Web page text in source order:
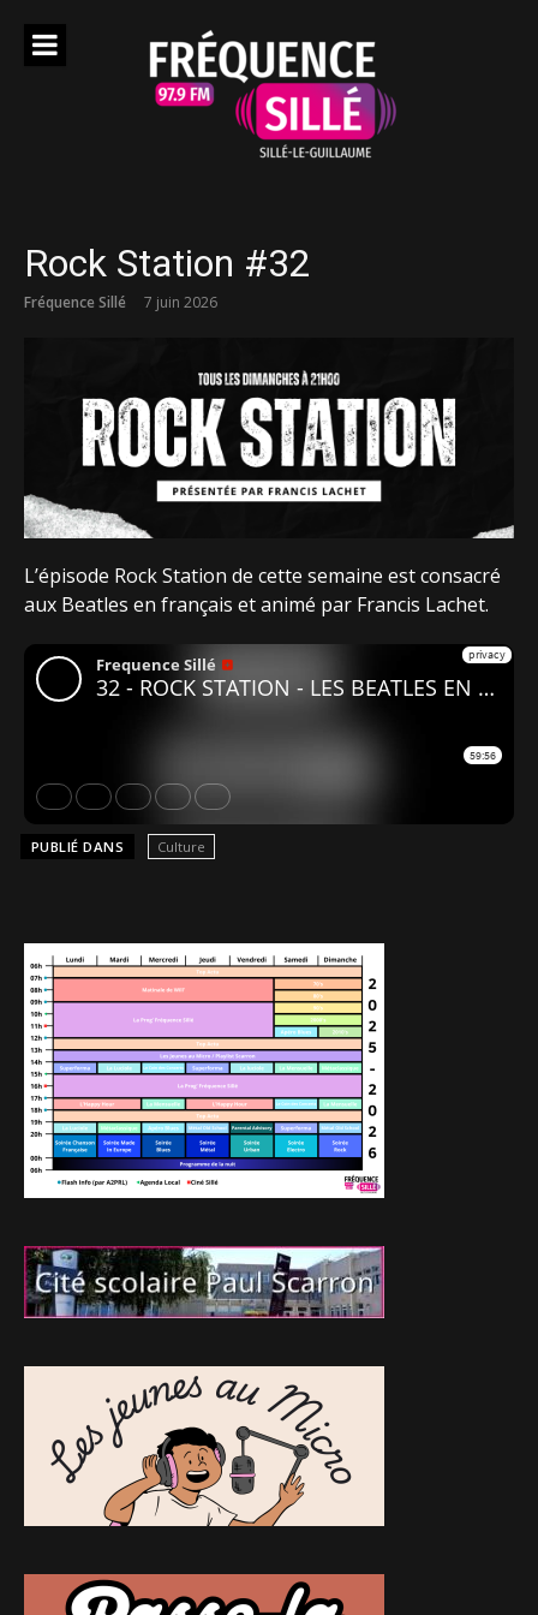
Rock Station #32
Fréquence Sillé 7 juin 2026
L’épisode Rock Station de cette semaine est consacré
aux Beatles en français et animé par Francis Lachet.
PUBLIÉ DANS Culture